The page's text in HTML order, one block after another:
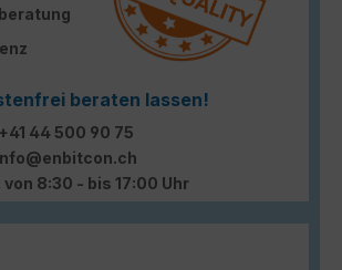
beraten lassen!
+41 44 500 90 75
von 8:30 - bis 17:00 Uhr